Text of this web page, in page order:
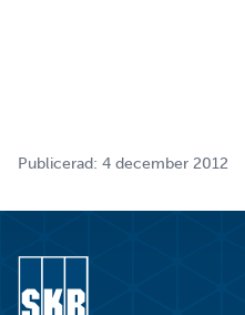
Publicerad: 4 december 2012